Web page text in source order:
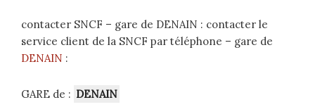
contacter SNCF – gare de DENAIN : contacter le
service client de la SNCF par téléphone – gare de
DENAIN :
GARE de : DENAIN